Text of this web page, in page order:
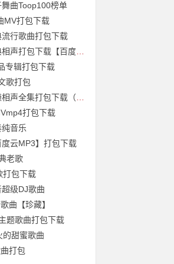
曲Toop100榜单
MV打包下载
行歌曲打包下载
载【百度云高清无损mp3】
专辑打包下载
歌打包
包下载（无损音质）百度网盘
打包下载
音乐
云MP3】打包下载
老歌
打包下载
级DJ歌曲
曲【珍藏】
题歌曲打包下载
的甜蜜歌曲
打包